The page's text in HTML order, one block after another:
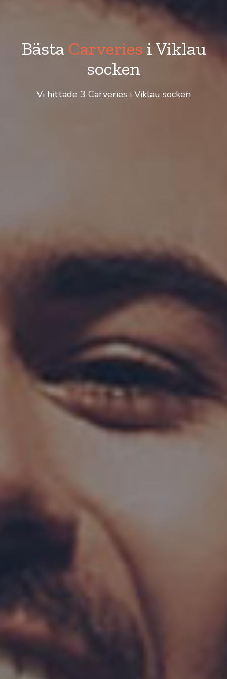
Bästa Carveries i Viklau
socken
Vi hittade 3 Carveries i Viklau socken